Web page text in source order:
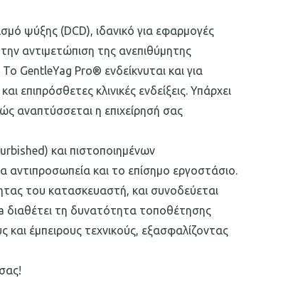
ψύξης (DCD), ιδανικό για εφαρμογές
αντιμετώπιση της ανεπιθύμητης
GentleYag Pro® ενδείκνυται και για
κλινικές ενδείξεις. Υπάρχει
αναπτύσσεται η επιχείρησή σας
και πιστοποιημένων
αντιπροσωπεία και το επίσημο εργοστάσιο.
του κατασκευαστή, και συνοδεύεται
διαθέτει τη δυνατότητα τοποθέτησης
έμπειρους τεχνικούς, εξασφαλίζοντας